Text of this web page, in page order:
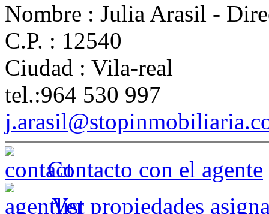
Nombre : Julia Arasil -
C.P. : 12540
Ciudad : Vila-real
tel.:964 530 997
Contacto con el agente
Ver propiedades